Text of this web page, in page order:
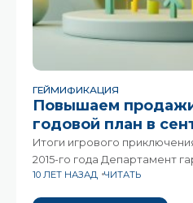
ГЕЙМИФИКАЦИЯ
Повышаем
годовой план в
Итоги игрового
2015-го года Департамент
«Даму» финишировал в
10 ЛЕТ НАЗАД ЧИТАТЬ